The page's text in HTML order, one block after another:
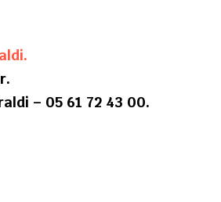
– 05 61 72 43 00.